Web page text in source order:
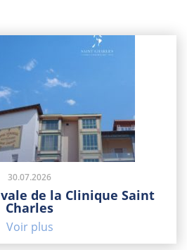
30.07.2026
de la Clinique Saint
Charles
Voir plus